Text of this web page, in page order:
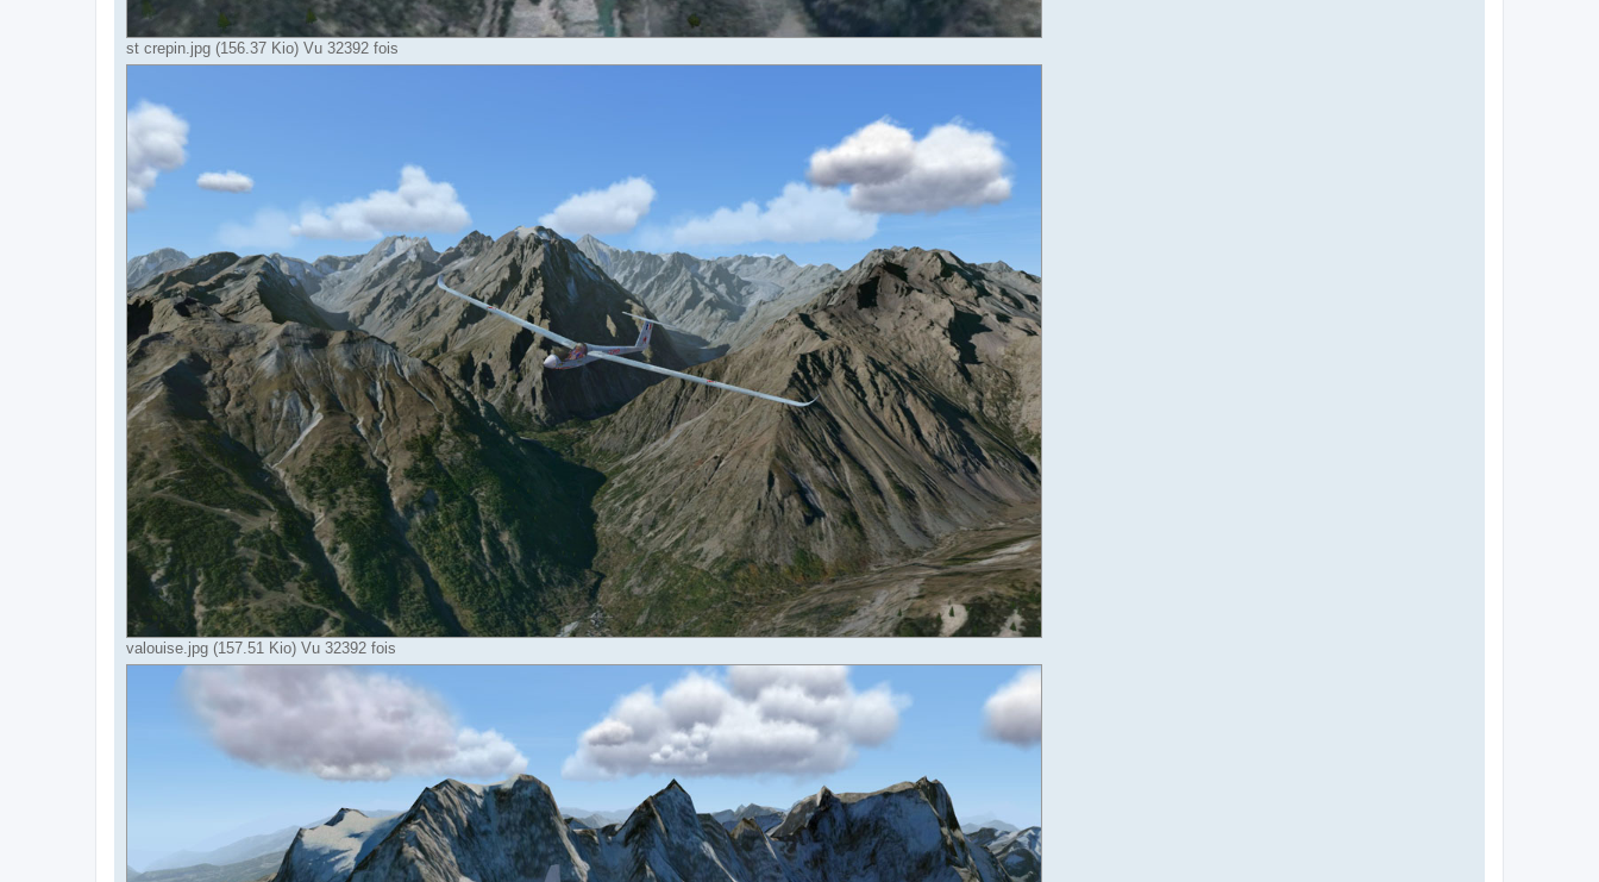
st crepin.jpg (156.37 Kio) Vu 32392 fois
valouise.jpg (157.51 Kio) Vu 32392 fois